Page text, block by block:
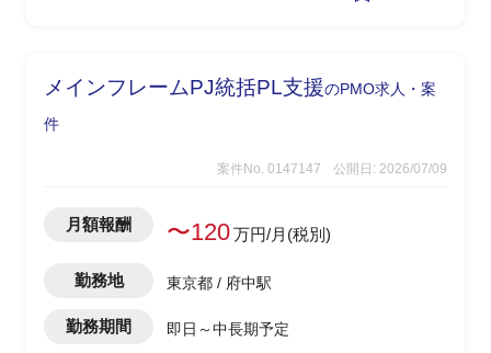
メインフレームPJ統括PL支援のPMO求人・案
件
案件No. 0147147 公開日: 2026/07/09
月額報酬 〜120万円/月(税別)
勤務地 東京都 / 府中駅
勤務期間 即日～中長期予定